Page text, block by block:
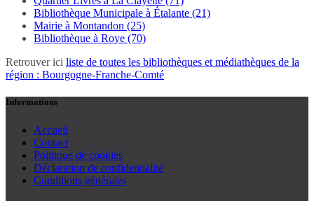
Bibliothèque Municipale à Étalante (21)
Mairie à Montandon (25)
Bibliothèque à Roye (70)
Retrouver ici liste de toutes les bibliothèques et médiathèques de la
région : Bourgogne-Franche-Comté
Informations
Accueil
Contact
Politique de cookies
Déclaration de confidentialité
Conditions générales